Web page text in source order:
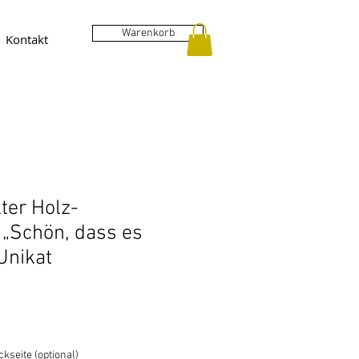
Kontakt Warenkorb
Holz-
dass es
(optional)